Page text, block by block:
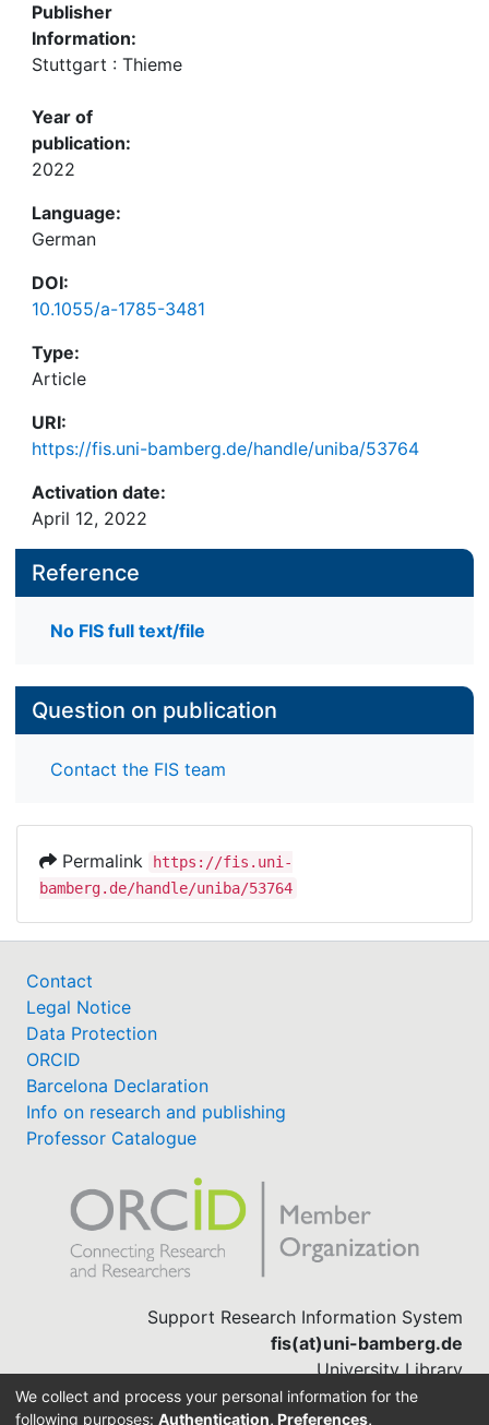
Publisher
Information:
Stuttgart : Thieme
Year of
publication:
2022
Language:
German
DOI:
10.1055/a-1785-3481
Type:
Article
URI:
https://fis.uni-bamberg.de/handle/uniba/53764
Activation date:
April 12, 2022
Reference
No FIS full text/file
Question on publication
Contact the FIS team
Permalink
https://fis.uni-
bamberg.de/handle/uniba/53764
Contact
Legal Notice
Data Protection
ORCID
Barcelona Declaration
Info on research and publishing
Professor Catalogue
Support Research Information System
fis(at)uni-bamberg.de
University Library
(0951) 863-1568
We collect and process your personal information for the
following purposes: Authentication, Preferences,